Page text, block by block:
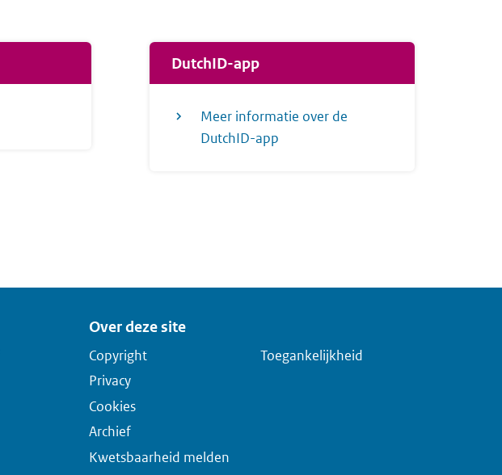
DutchID-app
Meer informatie over de
DutchID-app
Over deze site
Copyright
Privacy
Cookies
Archief
Kwetsbaarheid melden
Toegankelijkheid